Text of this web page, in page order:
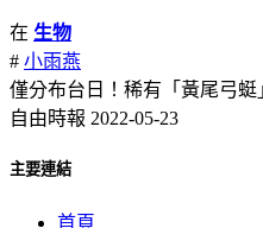
在 生物
# 小雨燕
僅分布台日！稀有「黃尾弓
自由時報 2022-05-23
主要連結
首頁